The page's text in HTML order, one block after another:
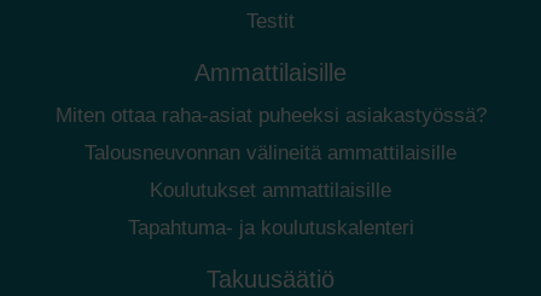
Testit
Ammattilaisille
Miten ottaa raha-asiat puheeksi asiakastyössä?
Talousneuvonnan välineitä ammattilaisille
Koulutukset ammattilaisille
Tapahtuma- ja koulutuskalenteri
Takuusäätiö